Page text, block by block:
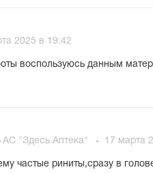
2025 в 19:42
воспользуюсь данным
АС "Здесь Аптека" 17 марта
частые риниты,сразу в